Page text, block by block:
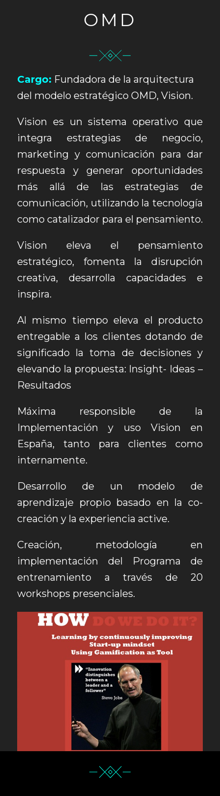
OMD
Cargo: Fundadora de la arquitectura
del modelo estratégico OMD, Vision.
Vision es un sistema operativo que
integra estrategias de negocio,
marketing y comunicación para dar
respuesta y generar oportunidades
más allá de las estrategias de
comunicación, utilizando la tecnología
como catalizador para el pensamiento.
Vision eleva el pensamiento
estratégico, fomenta la disrupción
creativa, desarrolla capacidades e
inspira.
Al mismo tiempo eleva el producto
entregable a los clientes dotando de
significado la toma de decisiones y
elevando la propuesta: Insight- Ideas –
Resultados
Máxima responsible de la
Implementación y uso Vision en
España, tanto para clientes como
internamente.
Desarrollo de un modelo de
aprendizaje propio basado en la co-
creación y la experiencia active.
Creación, metodología en
implementación del Programa de
entrenamiento a través de 20
workshops presenciales.